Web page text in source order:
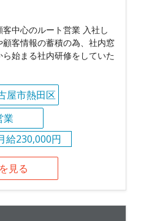
中心のルート営業 入社し
客情報の蓄積の為、社内窓
始まる社内研修をしていた
屋市熱田区
業
給230,000円
見る